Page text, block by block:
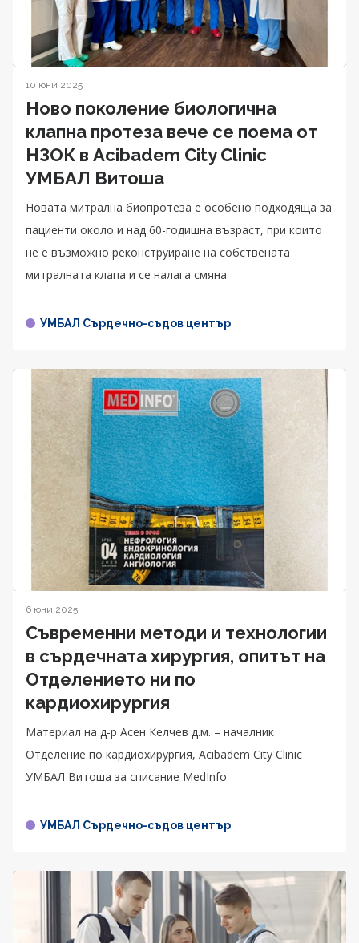
10 юни 2025
Ново поколение биологична
клапна протеза вече се поема от
НЗОК в Acibadem City Clinic
УМБАЛ Витоша
Новата митрална биопротеза е особено подходяща за
пациенти около и над 60-годишна възраст, при които
не е възможно реконструиране на собствената
митралната клапа и се налага смяна.
УМБАЛ Сърдечно-съдов център
6 юни 2025
Съвременни методи и технологии
в сърдечната хирургия, опитът на
Отделението ни по
кардиохирургия
Материал на д-р Асен Келчев д.м. – началник
Отделение по кардиохирургия, Acibadem City Clinic
УМБАЛ Витоша за списание MedInfo
УМБАЛ Сърдечно-съдов център